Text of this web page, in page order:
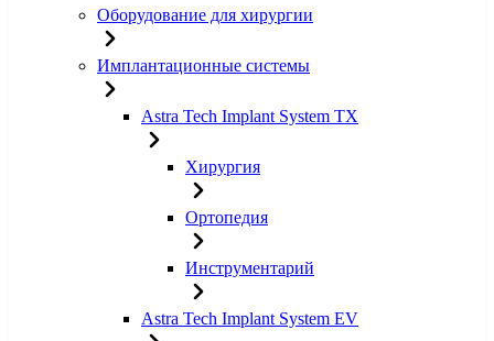
Оборудование для хирургии
Имплантационные системы
Astra Tech Implant System TX
Хирургия
Ортопедия
Инструментарий
Astra Tech Implant System EV